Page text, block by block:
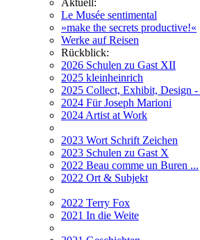
Aktuell:
Le Musée sentimental
»make the secrets productive!«
Werke auf Reisen
Rückblick:
2026 Schulen zu Gast XII
2025 kleinheinrich
2025 Collect, Exhibit, Design -
2024 Für Joseph Marioni
2024 Artist at Work
2023 Wort Schrift Zeichen
2023 Schulen zu Gast X
2022 Beau comme un Buren ...
2022 Ort & Subjekt
2022 Terry Fox
2021 In die Weite